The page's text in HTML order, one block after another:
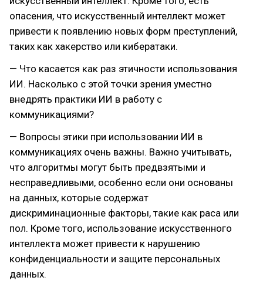
опасения, что искусственный интеллект может
привести к появлению новых форм преступлений,
таких как хакерство или кибератаки.
— Что касается как раз этичности использования
ИИ. Насколько с этой точки зрения уместно
внедрять практики ИИ в работу с
коммуникациями?
— Вопросы этики при использовании ИИ в
коммуникациях очень важны. Важно учитывать,
что алгоритмы могут быть предвзятыми и
несправедливыми, особенно если они основаны
на данных, которые содержат
дискриминационные факторы, такие как раса или
пол. Кроме того, использование искусственного
интеллекта может привести к нарушению
конфиденциальности и защите персональных
данных.